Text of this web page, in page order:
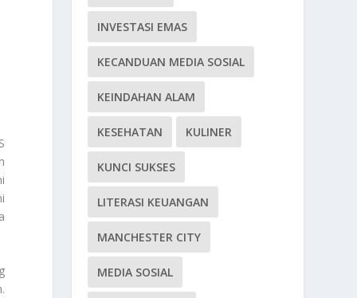
INVESTASI EMAS
KECANDUAN MEDIA SOSIAL
KEINDAHAN ALAM
KESEHATAN KULINER
KUNCI SUKSES
LITERASI KEUANGAN
MANCHESTER CITY
MEDIA SOSIAL